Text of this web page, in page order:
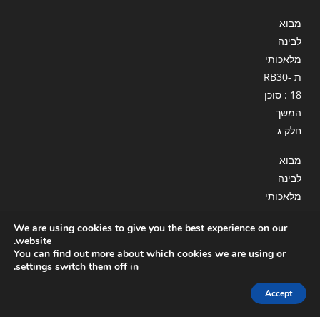
מבוא
לבינה
מלאכותי
ת RB30-
18 : סוכן
המשך
חלק ג
מבוא
לבינה
מלאכותי
ת RB30-
12 :
יצירת
בעזרת
בינה
We are using cookies to give you the best experience on our
website.
You can find out more about which cookies we are using or
switch them off in
settings
.
Accept